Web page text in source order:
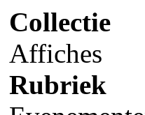
Collectie
Affiches
Rubriek